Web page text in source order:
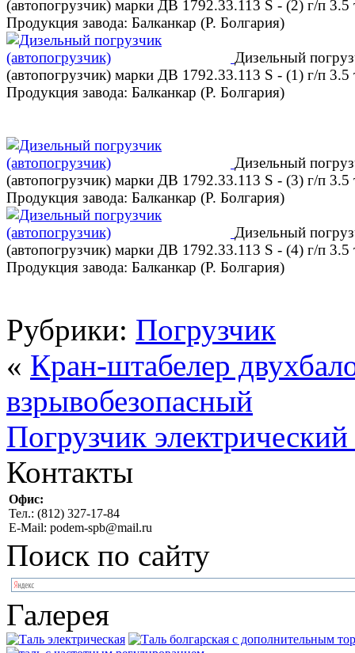
(автопогрузчик) марки ДВ 1792.33.113 S - (2) г/п 3.5
Продукция завода: Балканкар (Р. Болгария)
Дизельный
(автопогрузчик) марки ДВ 1792.33.113 S - (1) г/п 3.5
Продукция завода: Балканкар (Р. Болгария)
Дизельный
(автопогрузчик) марки ДВ 1792.33.113 S - (3) г/п 3.5
Продукция завода: Балканкар (Р. Болгария)
Дизельный
(автопогрузчик) марки ДВ 1792.33.113 S - (4) г/п 3.5
Продукция завода: Балканкар (Р. Болгария)
Рубрики: Погрузчик
« Кран-штабелер
взрывобезопасный
Погрузчик
Контакты
Офис:
Тел.: (812) 327-17-84
E-Mail: podem-spb@mail.ru
Поиск по сайту
Галерея